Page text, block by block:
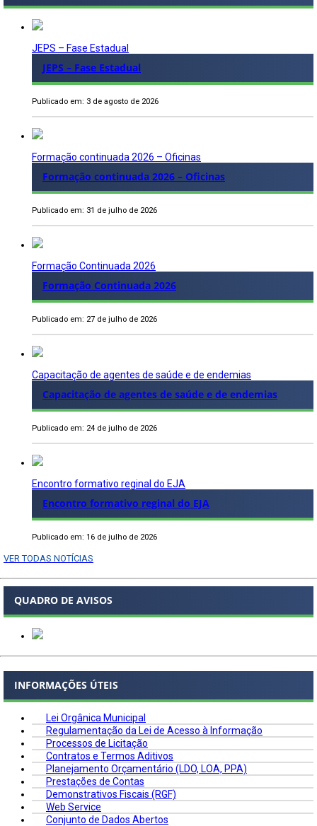
JEPS – Fase Estadual
JEPS – Fase Estadual
Publicado em: 3 de agosto de 2026
Formação continuada 2026 – Oficinas
Formação continuada 2026 – Oficinas
Publicado em: 31 de julho de 2026
Formação Continuada 2026
Formação Continuada 2026
Publicado em: 27 de julho de 2026
Capacitação de agentes de saúde e de endemias
Capacitação de agentes de saúde e de endemias
Publicado em: 24 de julho de 2026
Encontro formativo reginal do EJA
Encontro formativo reginal do EJA
Publicado em: 16 de julho de 2026
VER TODAS NOTÍCIAS
QUADRO DE AVISOS
INFORMAÇÕES ÚTEIS
Lei Orgânica Municipal
Regulamentação da Lei de Acesso à Informação
Processos de Licitação
Contratos e Termos Aditivos
Planejamento Orçamentário (LDO, LOA, PPA)
Prestações de Contas
Demonstrativos Fiscais (RGF)
Web Service
Conjunto de Dados Abertos